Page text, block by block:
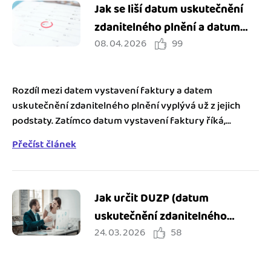
Jak se liší datum uskutečnění
zdanitelného plnění a datum
vystavení faktury
08. 04. 2026 99
Rozdíl mezi datem vystavení faktury a datem
uskutečnění zdanitelného plnění vyplývá už z jejich
podstaty. Zatímco datum vystavení faktury říká,...
Přečíst článek
Jak určit DUZP (datum
uskutečnění zdanitelného
plnění) a k čemu je dobré ho
24. 03. 2026 58